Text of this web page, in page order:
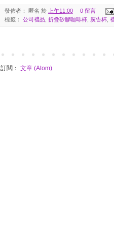
發佈者： 匿名 於 上午11:00
0 留言
標籤： 公司禮品 折疊矽膠咖啡杯 廣告杯
訂閱： 文章 (Atom)